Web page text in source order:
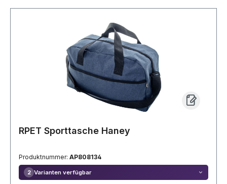
RPET Sporttasche Haney
Produktnummer: AP808134
2 Varianten verfügbar